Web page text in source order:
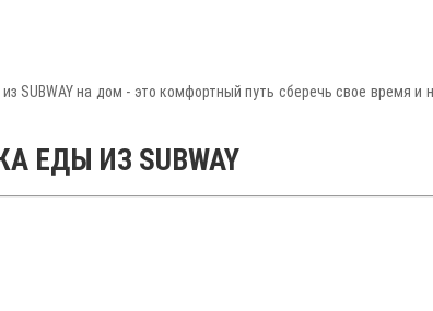
SUBWAY на дом - это комфортный путь сберечь свое время
ЕДЫ ИЗ SUBWAY